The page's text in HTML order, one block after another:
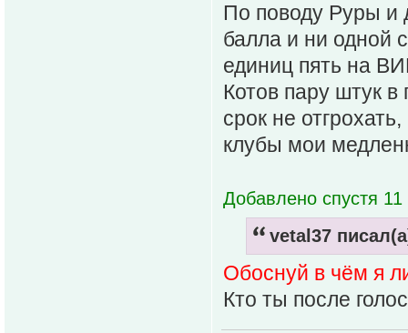
По поводу Руры и
балла и ни одной
единиц пять на
Котов пару штук в
срок не
клубы мои
Добавлено спустя
vetal37
Обоснуй в чём я
Кто ты после